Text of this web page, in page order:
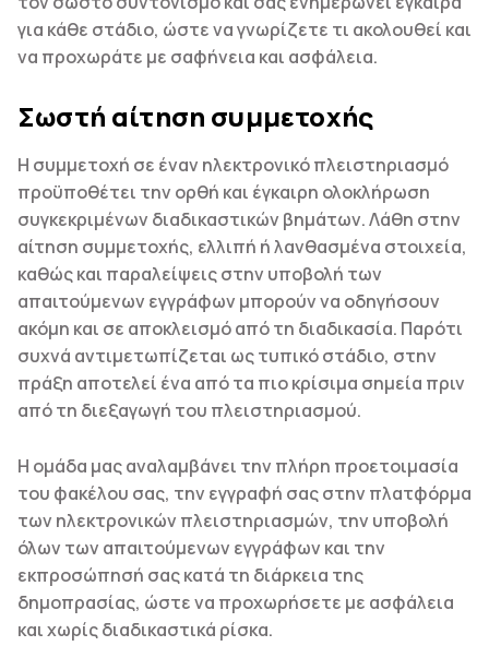
για κάθε στάδιο, ώστε να γνωρίζετε τι ακολουθεί και
να προχωράτε με σαφήνεια και ασφάλεια.
Σωστή αίτηση συμμετοχής
Η συμμετοχή σε έναν ηλεκτρονικό πλειστηριασμό
προϋποθέτει την ορθή και έγκαιρη ολοκλήρωση
συγκεκριμένων διαδικαστικών βημάτων. Λάθη στην
αίτηση συμμετοχής, ελλιπή ή λανθασμένα στοιχεία,
καθώς και παραλείψεις στην υποβολή των
απαιτούμενων εγγράφων μπορούν να οδηγήσουν
ακόμη και σε αποκλεισμό από τη διαδικασία. Παρότι
συχνά αντιμετωπίζεται ως τυπικό στάδιο, στην
πράξη αποτελεί ένα από τα πιο κρίσιμα σημεία πριν
από τη διεξαγωγή του πλειστηριασμού.
Η ομάδα μας αναλαμβάνει την πλήρη προετοιμασία
του φακέλου σας, την εγγραφή σας στην πλατφόρμα
των ηλεκτρονικών πλειστηριασμών, την υποβολή
όλων των απαιτούμενων εγγράφων και την
εκπροσώπησή σας κατά τη διάρκεια της
δημοπρασίας, ώστε να προχωρήσετε με ασφάλεια
και χωρίς διαδικαστικά ρίσκα.